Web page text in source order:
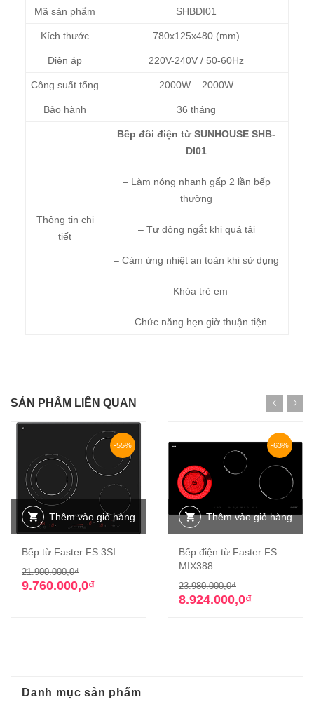
Mã sản phẩm SHBDI01
Kích thước 780x125x480 (mm)
Điện áp 220V-240V / 50-60Hz
Công suất tổng 2000W – 2000W
Bảo hành 36 tháng
Thông tin chi
tiết
Bếp đôi điện từ SUNHOUSE SHB-
DI01
– Làm nóng nhanh gấp 2 lần bếp
thường
– Tự động ngắt khi quá tải
– Cảm ứng nhiệt an toàn khi sử dụng
– Khóa trẻ em
– Chức năng hẹn giờ thuận tiện
SẢN PHẨM LIÊN QUAN
-55%
Thêm vào giỏ hàng
Bếp từ Faster FS 3SI
21.900.000,0₫Giá
gốc
9.760.000,0₫
Giá
hiện
-63%
Thêm vào giỏ hàng
Bếp điện từ Faster FS
MIX388
23.980.000,0₫Giá
gốc
8.924.000,0₫
Giá
hiện
Danh mục sản phẩm